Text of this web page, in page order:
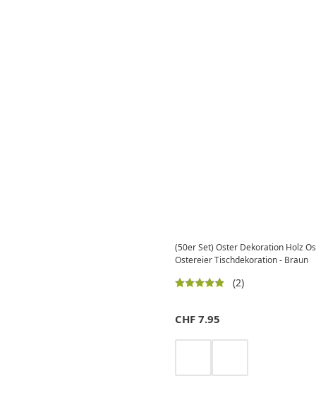
(50er Set) Oster Dekoration Holz
Ostereier Tischdekoration - Braun
(2)
CHF 7.95